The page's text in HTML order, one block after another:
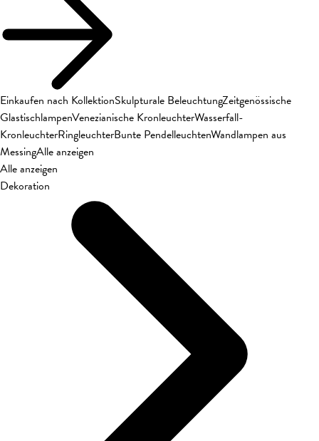
Einkaufen nach KollektionSkulpturale BeleuchtungZeitgenössische
GlastischlampenVenezianische KronleuchterWasserfall-
KronleuchterRingleuchterBunte PendelleuchtenWandlampen aus
MessingAlle anzeigen
Alle anzeigen
Dekoration